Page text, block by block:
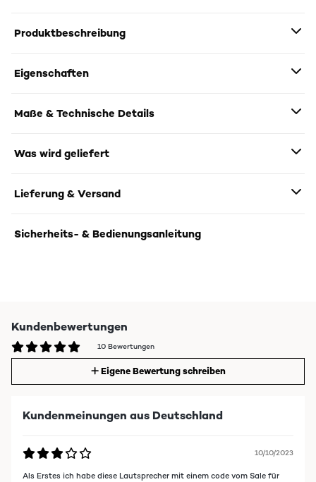
Produktbeschreibung
Eigenschaften
Maße & Technische Details
Was wird geliefert
Lieferung & Versand
Sicherheits- & Bedienungsanleitung
Kundenbewertungen
10 Bewertungen
Eigene Bewertung schreiben
Kundenmeinungen aus Deutschland
10/10/2023
Als Erstes ich habe diese Lautsprecher mit einem code vom Sale für